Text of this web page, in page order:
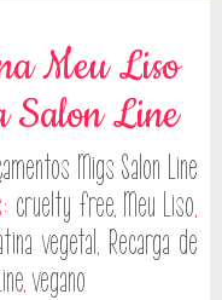
Meu Liso
Salon Line
Migs Salon Line
cruelty free, Meu Liso,
vegetal, Recarga de
,vegano